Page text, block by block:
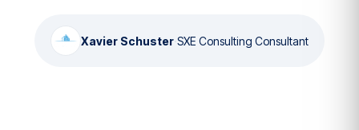
Xavier Schuster SXE Consulting Consultant